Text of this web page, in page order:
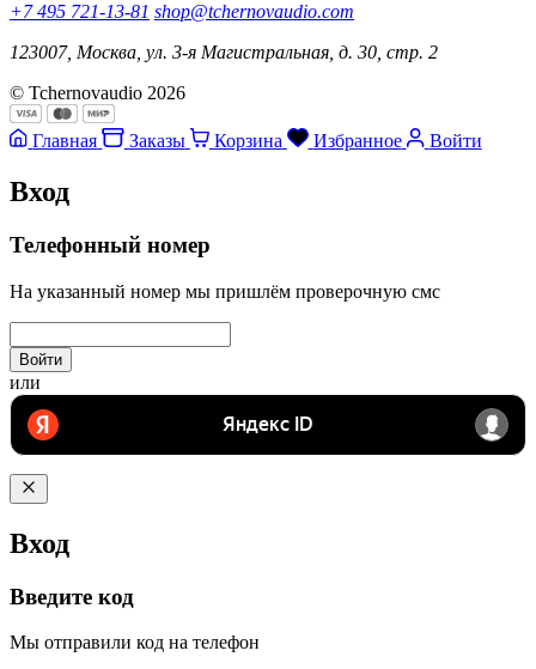
+7 495 721-13-81 shop@tchernovaudio.com
123007, Москва, ул. 3-я Магистральная, д. 30, стр. 2
© Tchernovaudio 2026
Главная Заказы Корзина Избранное Войти
Вход
Телефонный номер
На указанный номер мы пришлём проверочную смс
Войти
или
Вход
Введите код
Мы отправили код на телефон